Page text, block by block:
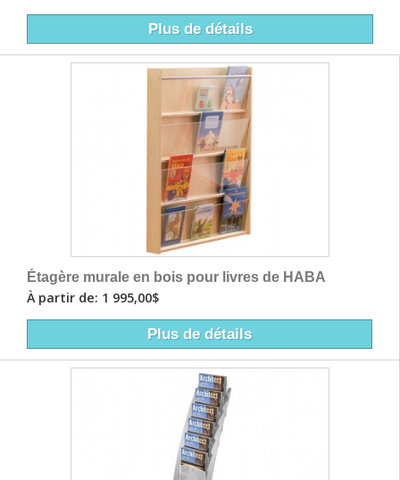
Plus de détails
Étagère murale en bois pour livres de HABA
À partir de: 1 995,00$
Plus de détails